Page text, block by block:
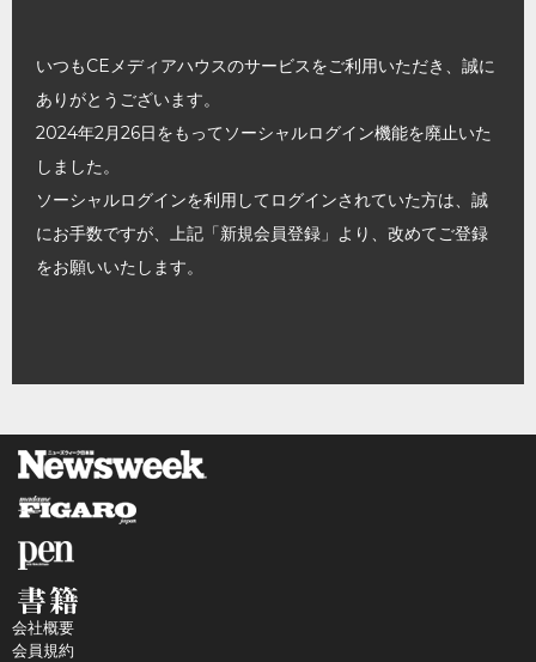
いつもCEメディアハウスのサービスをご利用いただき、誠に
ありがとうございます。
2024年2月26日をもってソーシャルログイン機能を廃止いた
しました。
ソーシャルログインを利用してログインされていた方は、誠
にお手数ですが、上記「新規会員登録」より、改めてご登録
をお願いいたします。
会社概要
会員規約